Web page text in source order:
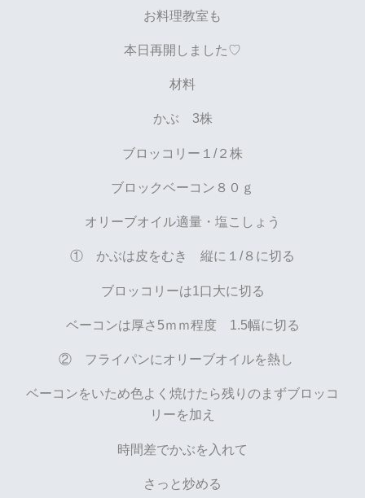
お料理教室も
本日再開しました♡
材料
かぶ 3株
ブロッコリー１/２株
ブロックベーコン８０ｇ
オリーブオイル適量・塩こしょう
① かぶは皮をむき 縦に１/８に切る
ブロッコリーは1口大に切る
ベーコンは厚さ5ｍｍ程度 1.5幅に切る
② フライパンにオリーブオイルを熱し
ベーコンをいため色よく焼けたら残りのまずブロッコ
リーを加え
時間差でかぶを入れて
さっと炒める